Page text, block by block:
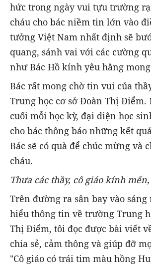
hức trong ngày vui tựu trường
cháu cho bác niềm tin lớn vào
tưởng Việt Nam nhất định sẽ
quang, sánh vai với các cường
như Bác Hồ kính yêu hằng
Bác rất mong chờ tin vui của
Trung học cơ sở Đoàn Thị Điểm.
cuối mỗi học kỳ, đại diện học
cho bác thông báo những kết
Bác sẽ có quà để chúc mừng và
cháu.
Thưa các thầy, cô giáo kính mến,
Trên đường ra sân bay vào
hiểu thông tin về trường Trung
Thị Điểm, tôi đọc được bài viết
chia sẻ, cảm thông và giúp đỡ
"Cô giáo có trái tim màu hồng